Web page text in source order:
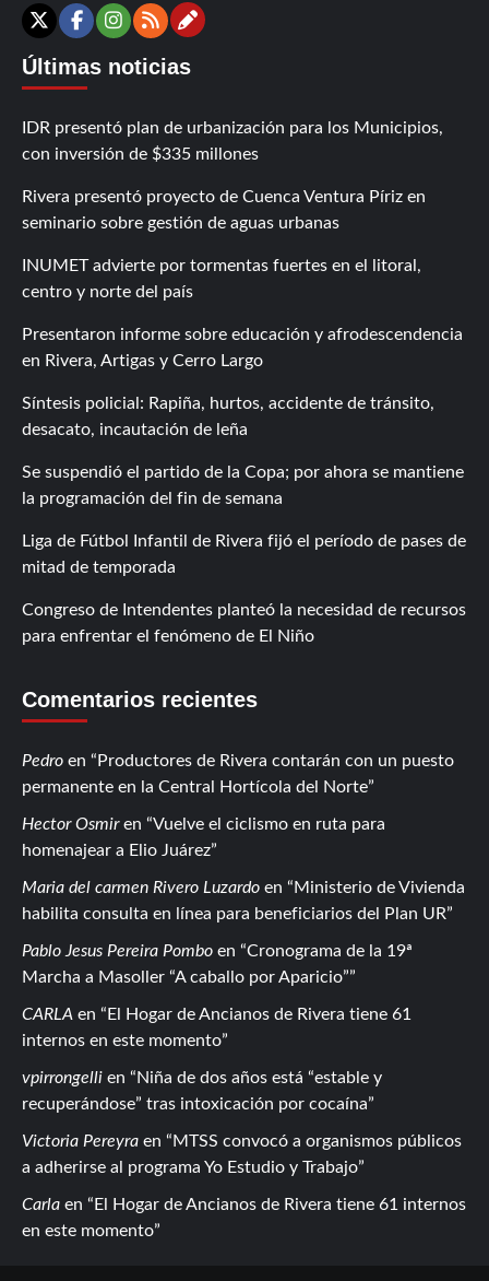
X Facebook
Instagram
RSSContáctanos
Últimas noticias
IDR presentó plan de urbanización para los Municipios,
con inversión de $335 millones
Rivera presentó proyecto de Cuenca Ventura Píriz en
seminario sobre gestión de aguas urbanas
INUMET advierte por tormentas fuertes en el litoral,
centro y norte del país
Presentaron informe sobre educación y afrodescendencia
en Rivera, Artigas y Cerro Largo
Síntesis policial: Rapiña, hurtos, accidente de tránsito,
desacato, incautación de leña
Se suspendió el partido de la Copa; por ahora se mantiene
la programación del fin de semana
Liga de Fútbol Infantil de Rivera fijó el período de pases de
mitad de temporada
Congreso de Intendentes planteó la necesidad de recursos
para enfrentar el fenómeno de El Niño
Comentarios recientes
Pedro en
Productores de Rivera contarán con un puesto
permanente en la Central Hortícola del Norte
Hector Osmiren
Vuelve el ciclismo en ruta para
homenajear a Elio Juárez
Maria del carmen Rivero Luzardo en
Ministerio de Vivienda
habilita consulta en línea para beneficiarios del Plan UR
Pablo Jesus Pereira Pombo en
Cronograma de la 19ª
Marcha a Masoller “A caballo por Aparicio”
CARLA en
El Hogar de Ancianos de Rivera tiene 61
internos en este momento
vpirrongelli en
Niña de dos años está “estable y
recuperándose” tras intoxicación por cocaína
Victoria Pereyra en
MTSS convocó a organismos públicos
a adherirse al programa Yo Estudio y Trabajo
Carla en
El Hogar de Ancianos de Rivera tiene 61 internos
en este momento